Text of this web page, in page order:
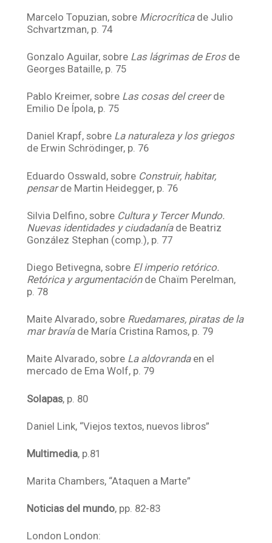
Marcelo Topuzian, sobre Microcrítica de Julio
Schvartzman, p. 74
Gonzalo Aguilar, sobre Las lágrimas de Erosde
Georges Bataille, p. 75
Pablo Kreimer, sobre Las cosas del creerde
Emilio De Ípola, p. 75
Daniel Krapf, sobre La naturaleza y los griegos
de Erwin Schrödinger, p. 76
Eduardo Osswald, sobre Construir, habitar,
pensarde Martin Heidegger, p. 76
Silvia Delfino, sobre Cultura y Tercer Mundo.
Nuevas identidades y ciudadaníade Beatriz
González Stephan (comp.), p. 77
Diego Betivegna, sobre El imperio retórico.
Retórica y argumentaciónde Chaïm Perelman,
p. 78
Maite Alvarado, sobre Ruedamares, piratas de la
mar bravíade María Cristina Ramos, p. 79
Maite Alvarado, sobre La aldovrandaen el
mercado de Ema Wolf, p. 79
Solapas, p. 80
Daniel Link, “Viejos textos, nuevos libros”
Multimedia, p.81
Marita Chambers, “Ataquen a Marte”
Noticias del mundo, pp. 82-83
London London: